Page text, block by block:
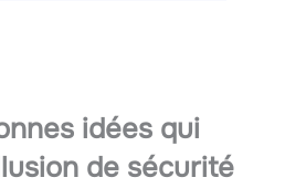
idées qui
de sécurité